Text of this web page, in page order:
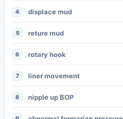
4 displace mud
5 reture mud
6 rotary hook
7 liner movement
8 nipple up BOP